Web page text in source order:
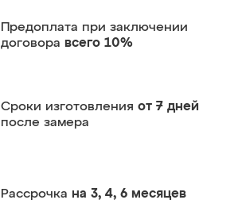
Предоплата при заключении
договора всего 10%
Сроки изготовления от 7 дней
после замера
Рассрочка на 3, 4, 6 месяцев